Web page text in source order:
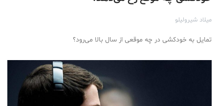
میلاد شیرولیلو
تمایل به خودکشی در چه موقعی از سال بالا می‌رود؟